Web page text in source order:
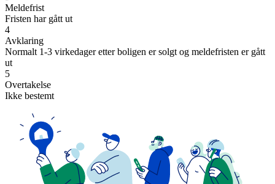
Meldefrist
Fristen har gått ut
4
Avklaring
Normalt 1-3 virkedager etter boligen er solgt og meldefristen er gått
ut
5
Overtakelse
Ikke bestemt